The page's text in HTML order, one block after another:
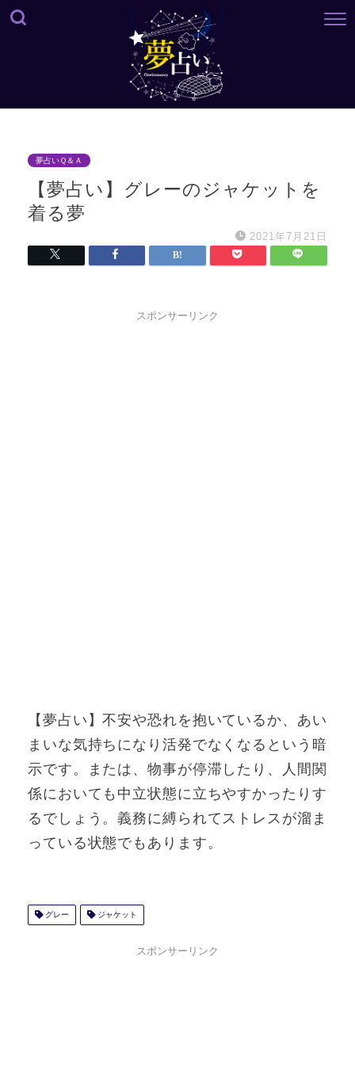
夢占いＱ＆Ａ
【夢占い】グレーのジャケットを
着る夢
2021年7月21日
スポンサーリンク
【夢占い】不安や恐れを抱いているか、あい
まいな気持ちになり活発でなくなるという暗
示です。または、物事が停滞したり、人間関
係においても中立状態に立ちやすかったりす
るでしょう。義務に縛られてストレスが溜ま
っている状態でもあります。
グレー ジャケット
スポンサーリンク